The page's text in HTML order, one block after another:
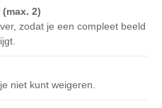
2)
zodat je een compleet beeld
niet kunt weigeren.